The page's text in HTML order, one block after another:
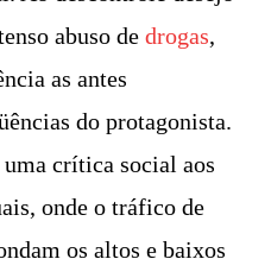
abuso de drogas,
as antes
do protagonista.
crítica social aos
onde o tráfico de
os altos e baixos